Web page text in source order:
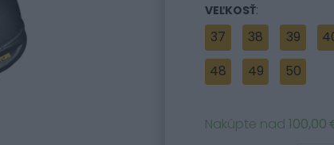
VEĽKOSŤ:
37
38 39
48
49 50
Nakúpte nad 100,00